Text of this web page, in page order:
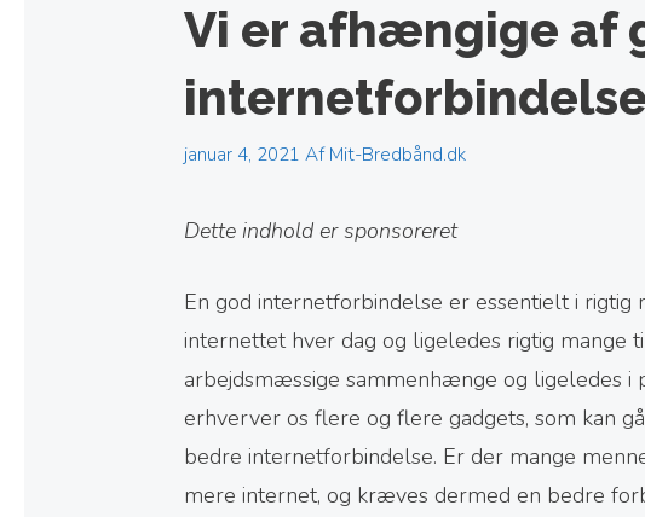
Vi er afhængige af
internetforbindelse
januar 4, 2021 Af Mit-Bredbånd.dk
Dette indhold er sponsoreret
En god internetforbindelse er essentielt i
internettet hver dag og ligeledes rigtig mange
arbejdsmæssige sammenhænge og ligeledes i
erhverver os flere og flere gadgets, som kan
bedre internetforbindelse. Er der mange
mere internet, og kræves dermed en bedre